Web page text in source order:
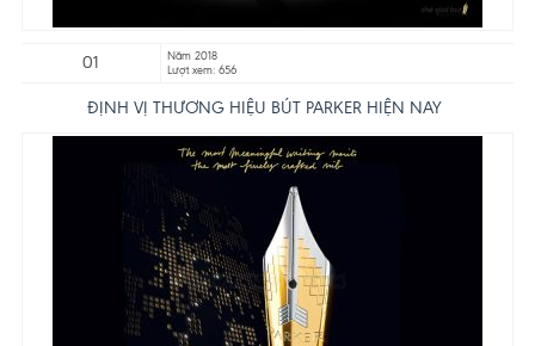
01
Năm 2018
Lượt xem: 656
ĐỊNH VỊ THƯƠNG HIỆU BÚT PARKER HIỆN NAY